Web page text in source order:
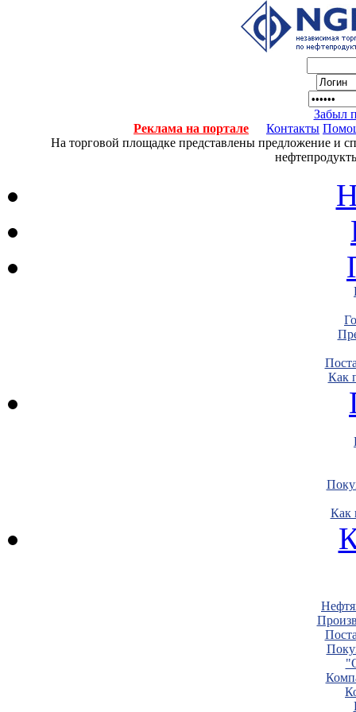
Забыл
Реклама на портале
Контакты
На торговой площадке представлены предложение и
Как
Как